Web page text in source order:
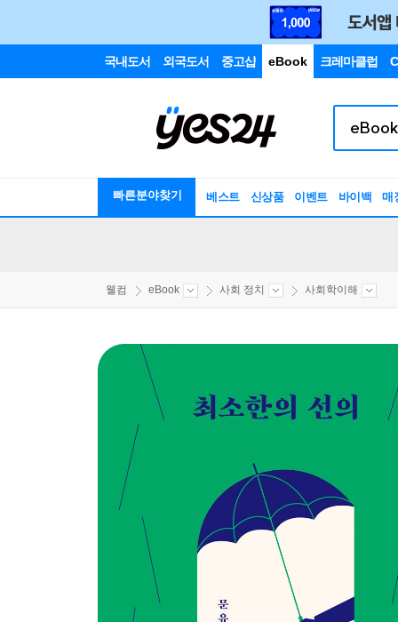
국내도서 외국도서 중고샵 eBook 크레마클럽
빠른분야찾기 베스트 신상품 이벤트 바이백 매
웰컴 eBook 사회 정치 사회학이해